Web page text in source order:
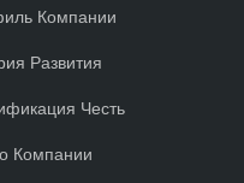
Компании
Развития
Честь
Компании